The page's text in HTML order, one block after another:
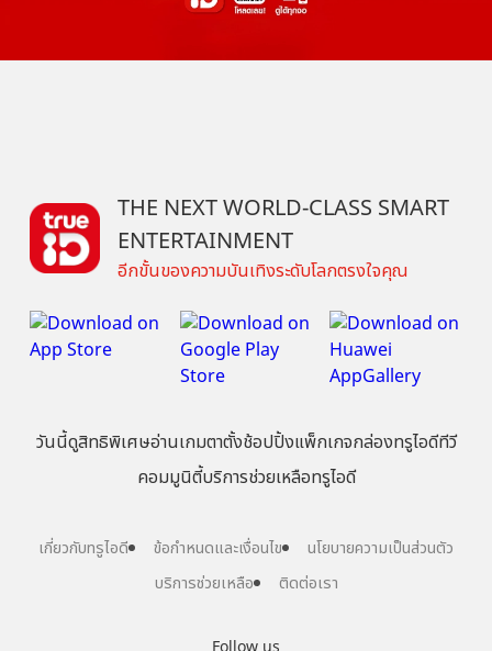
THE NEXT WORLD-CLASS SMART
ENTERTAINMENT
อีกขั้นของความบันเทิงระดับโลกตรงใจคุณ
วันนี้ดูสิทธิพิเศษอ่านเกมตาตั้งช้อปปิ้งแพ็กเกจกล่องทรูไอดีทีวี
คอมมูนิตี้บริการช่วยเหลือทรูไอดี
เกี่ยวกับทรูไอดี ข้อกำหนดและเงื่อนไข
นโยบายความเป็นส่วนตัว
บริการช่วยเหลือ
ติดต่อเรา